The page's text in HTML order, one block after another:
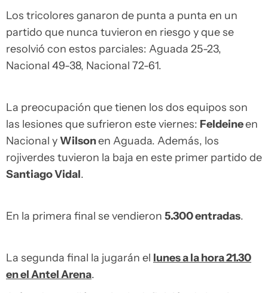
Los tricolores ganaron de punta a punta en un
partido que nunca tuvieron en riesgo y que se
resolvió con estos parciales: Aguada 25-23,
Nacional 49-38, Nacional 72-61.
La preocupación que tienen los dos equipos son
las lesiones que sufrieron este viernes: Feldeineen
Nacional yWilsonen Aguada. Además, los
rojiverdes tuvieron la baja en este primer partido de
Santiago Vidal.
En la primera final se vendieron 5.300 entradas.
La segunda final la jugarán el lunes a la hora 21.30
en el Antel Arena.